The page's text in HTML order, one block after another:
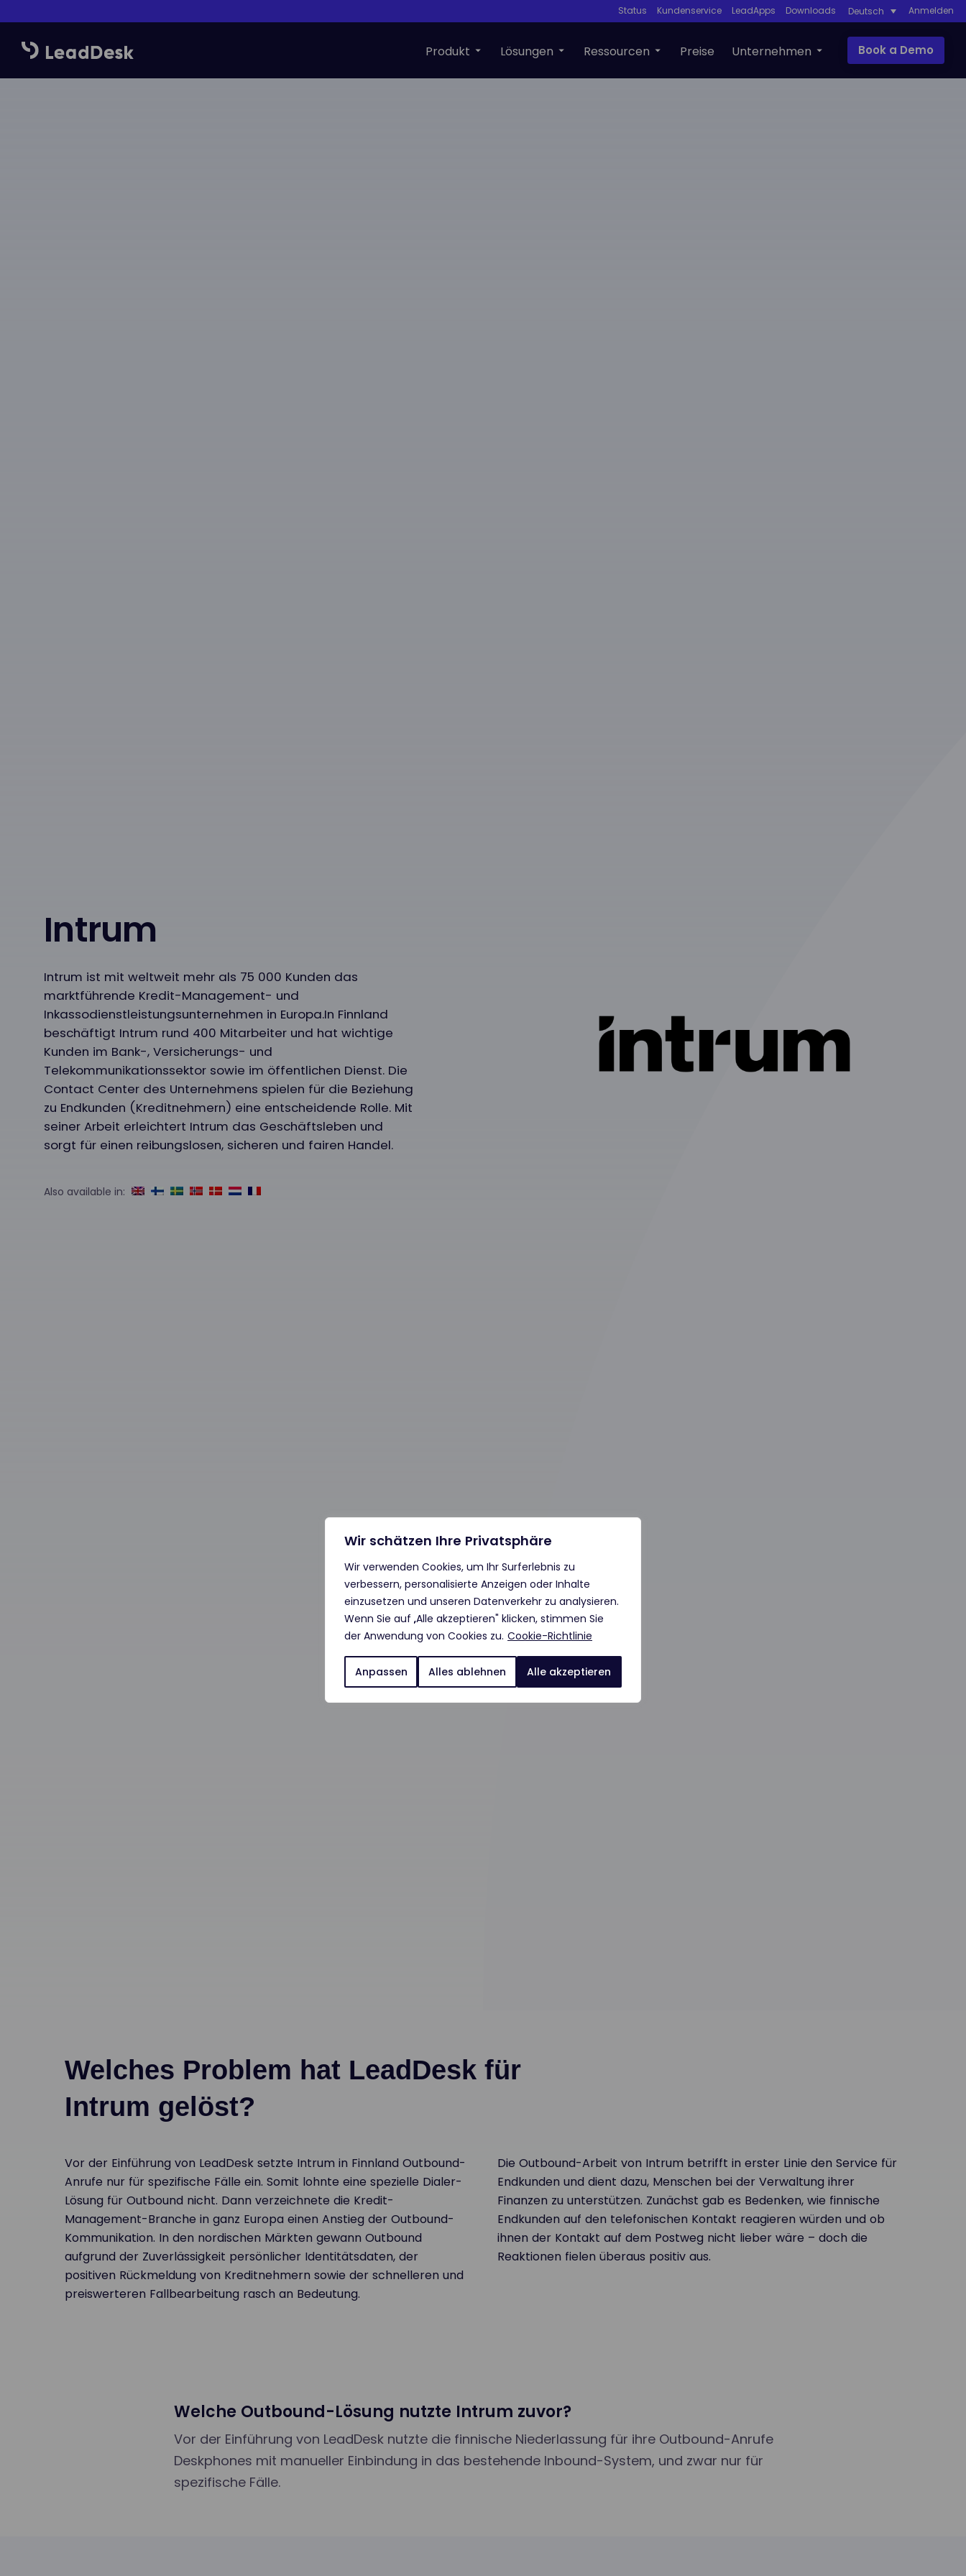
Wir schätzen Ihre Privatsphäre
Wir verwenden Cookies, um Ihr Surferlebnis zu
verbessern, personalisierte Anzeigen oder Inhalte
einzusetzen und unseren Datenverkehr zu analysieren.
Wenn Sie auf „Alle akzeptieren" klicken, stimmen Sie
der Anwendung von Cookies zu. Cookie-Richtlinie
Anpassen Alles ablehnen Alle akzeptieren
Status Kundenservice LeadApps Downloads Deutsch Anmelden
Produkt Lösungen Ressourcen Preise Unternehmen Book a Demo
Intrum
Intrum ist mit weltweit mehr als 75 000 Kunden das
marktführende Kredit-Management- und
Inkassodienstleistungsunternehmen in Europa.In Finnland
beschäftigt Intrum rund 400 Mitarbeiter und hat wichtige
Kunden im Bank-, Versicherungs- und
Telekommunikationssektor sowie im öffentlichen Dienst. Die
Contact Center des Unternehmens spielen für die Beziehung
zu Endkunden (Kreditnehmern) eine entscheidende Rolle. Mit
seiner Arbeit erleichtert Intrum das Geschäftsleben und
sorgt für einen reibungslosen, sicheren und fairen Handel.
Also available in:
Welches Problem hat LeadDesk für
Intrum gelöst?
Vor der Einführung von LeadDesk setzte Intrum in Finnland Outbound-
Anrufe nur für spezifische Fälle ein. Somit lohnte eine spezielle Dialer-
Lösung für Outbound nicht. Dann verzeichnete die Kredit-
Management-Branche in ganz Europa einen Anstieg der Outbound-
Kommunikation. In den nordischen Märkten gewann Outbound
aufgrund der Zuverlässigkeit persönlicher Identitätsdaten, der
positiven Rückmeldung von Kreditnehmern sowie der schnelleren und
preiswerteren Fallbearbeitung rasch an Bedeutung.
Die Outbound-Arbeit von Intrum betrifft in erster Linie den Service für
Endkunden und dient dazu, Menschen bei der Verwaltung ihrer
Finanzen zu unterstützen. Zunächst gab es Bedenken, wie finnische
Endkunden auf den telefonischen Kontakt reagieren würden und ob
ihnen der Kontakt auf dem Postweg nicht lieber wäre – doch die
Reaktionen fielen überaus positiv aus.
Welche Outbound-Lösung nutzte Intrum zuvor?
Vor der Einführung von LeadDesk nutzte die finnische Niederlassung für ihre Outbound-Anrufe
Deskphones mit manueller Einbindung in das bestehende Inbound-System, und zwar nur für
spezifische Fälle.